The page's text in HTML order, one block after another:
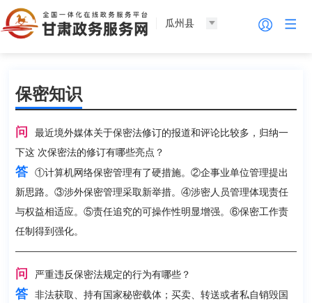
瓜州县
保密知识
问 最近境外媒体关于保密法修订的报道和评论比较多，归纳一
下这 次保密法的修订有哪些亮点？
答 ①计算机网络保密管理有了硬措施。②企事业单位管理提出
新思路。③涉外保密管理采取新举措。④涉密人员管理体现责任
与权益相适应。⑤责任追究的可操作性明显增强。⑥保密工作责
任制得到强化。
问 严重违反保密法规定的行为有哪些？
答 非法获取、持有国家秘密载体；买卖、转送或者私自销毁国